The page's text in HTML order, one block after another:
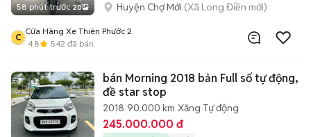
58 phút trước 20 Huyện Chợ Mới (Xã Long Điền mới)
C
Cửa Hàng Xe Thiên Phước 2
4.8
542 đã bán
bán Morning 2018 bản Full số tự động,
đề star stop
2018 90.000 km Xăng Tự động
245.000.000 đ